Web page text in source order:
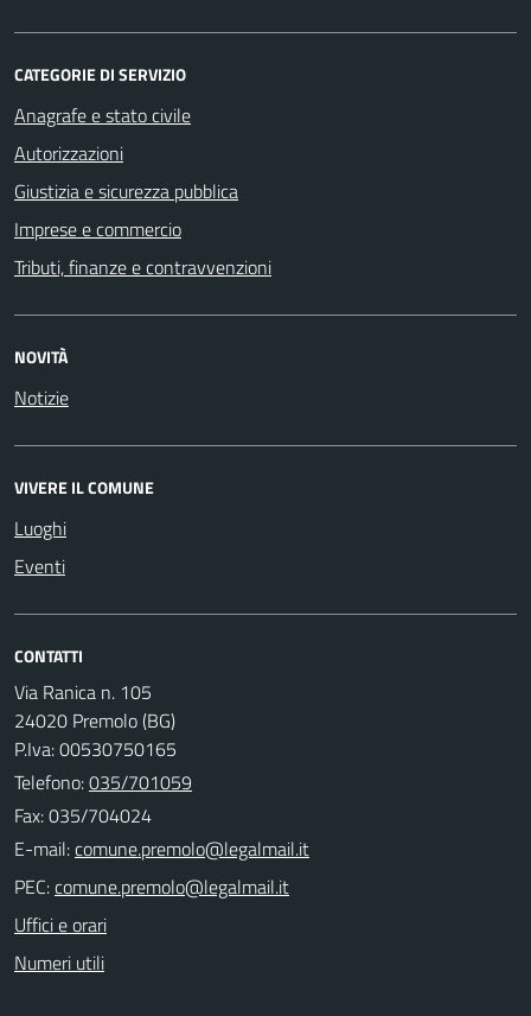
CATEGORIE DI SERVIZIO
Anagrafe e stato civile
Autorizzazioni
Giustizia e sicurezza pubblica
Imprese e commercio
Tributi, finanze e contravvenzioni
NOVITÀ
Notizie
VIVERE IL COMUNE
Luoghi
Eventi
CONTATTI
Via Ranica n. 105
24020 Premolo (BG)
P.Iva: 00530750165
Telefono:035/701059
Fax: 035/704024
E-mail:
PEC:
Uffici e orari
Numeri utili